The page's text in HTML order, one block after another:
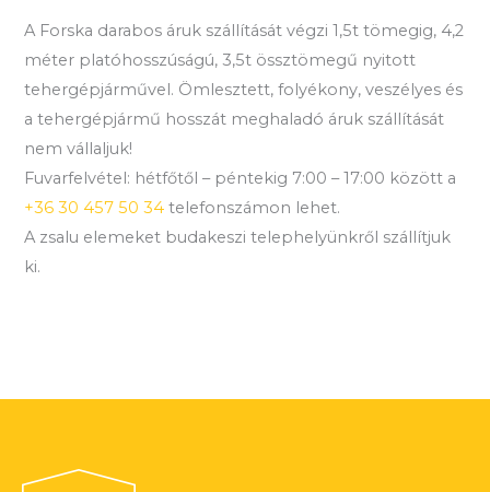
A Forska darabos áruk szállítását végzi 1,5t tömegig, 4,2
méter platóhosszúságú, 3,5t össztömegű nyitott
tehergépjárművel. Ömlesztett, folyékony, veszélyes és
a tehergépjármű hosszát meghaladó áruk szállítását
nem vállaljuk!
Fuvarfelvétel: hétfőtől – péntekig 7:00 – 17:00 között a
+36 30 457 50 34 telefonszámon lehet.
A zsalu elemeket budakeszi telephelyünkről szállítjuk
ki.